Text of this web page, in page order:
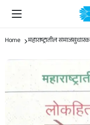
Home महाराष्ट्रातील समाजसुधारक